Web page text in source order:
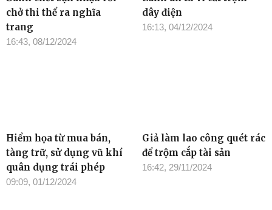
chở thi thể ra nghĩa
trang
16:43, 08/12/2024
dây điện
16:13, 04/12/2024
Hiểm họa từ mua bán,
tàng trữ, sử dụng vũ khí
quân dụng trái phép
09:09, 01/12/2024
Giả làm lao công quét rác
để trộm cắp tài sản
16:42, 29/11/2024